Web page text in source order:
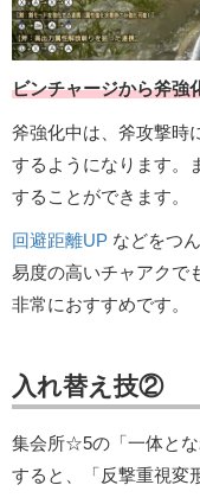
ビンチャージから斧強
斧強化中は、斧攻撃時
するようになります。
することができます。
回避距離UP などをつ
易度の高いチャアクで
非常におすすめです。
入れ替え技②
集会所☆5の「一体と
すると、「反撃重視変